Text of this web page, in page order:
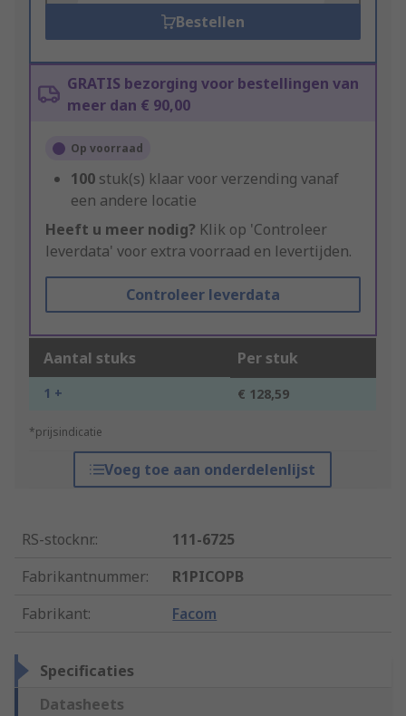
Bestellen
GRATIS bezorging voor bestellingen van
meer dan € 90,00
Op voorraad
100 stuk(s) klaar voor verzending vanaf
een andere locatie
Heeft u meer nodig? Klik op 'Controleer
leverdata' voor extra voorraad en levertijden.
Controleer leverdata
Aantal stuks Per stuk
1 + € 128,59
*prijsindicatie
Voeg toe aan onderdelenlijst
RS-stocknr.:
111-6725
Fabrikantnummer:
R1PICOPB
Fabrikant: Facom
Specificaties
Datasheets